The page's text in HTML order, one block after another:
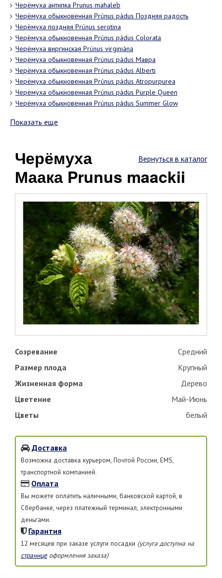
Черёмуха антипка Prunus mahaleb
Черёмуха обыкновенная Prúnus pádus Поздняя радость
Черёмуха поздняя Prúnus serоtina
Черёмуха обыкновенная Prúnus pádus Colorata
Черёмуха виргинская Prúnus virginiána
Черёмуха обыкновенная Prúnus pádus Мавра
Черёмуха обыкновенная Prúnus pádus Alberti
Черёмуха обыкновенная Prúnus pádus Atropurpurea
Черёмуха обыкновенная Prúnus pádus Purple Queen
Черёмуха обыкновенная Prúnus pádus Summer Glow
Показать еще
Вернуться в каталог
Черёмуха
Маака Prunus maackii
Созревание
Средний
Размер плода
Крупный
Жизненная форма
Дерево
Цветение
Май-Июнь
Цветы
белый
Доставка
Возможна доставка курьером, Почтой России, EMS,
транспортной компанией.
Оплата
Вы можете оплатить наличными, банковской картой, в
Сбербанке, через платежный терминал, электронными
деньгами.
Гарантия
12 месяцев при заказе услуги посадки (услуга доступна на
страницеоформления заказа)